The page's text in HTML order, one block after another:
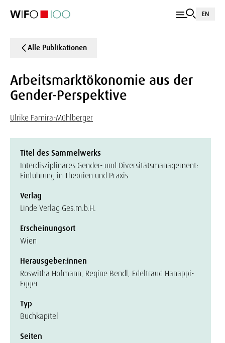
EN
Alle Publikationen
Arbeitsmarktökonomie aus der
Gender-Perspektive
Ulrike Famira-Mühlberger
Titel des Sammelwerks
Interdisziplinäres Gender- und Diversitätsmanagement:
Einführung in Theorien und Praxis
Verlag
Linde Verlag Ges.m.b.H.
Erscheinungsort
Wien
Herausgeber:innen
Roswitha Hofmann, Regine Bendl, Edeltraud Hanappi-
Egger
Typ
Buchkapitel
Seiten